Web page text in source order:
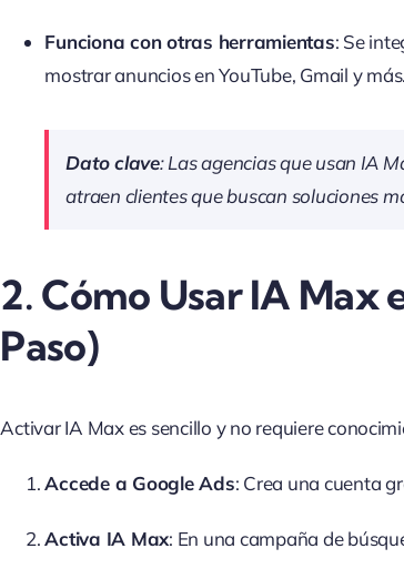
Funciona con otras herramientas: Se
mostrar anuncios en YouTube, Gmail y más.
Dato clave: Las agencias que usan IA
atraen clientes que buscan soluciones
2. Cómo Usar IA Max
Paso)
Activar IA Max es sencillo y no requiere
Accede a Google Ads: Crea una cuenta
Activa IA Max: En una campaña de